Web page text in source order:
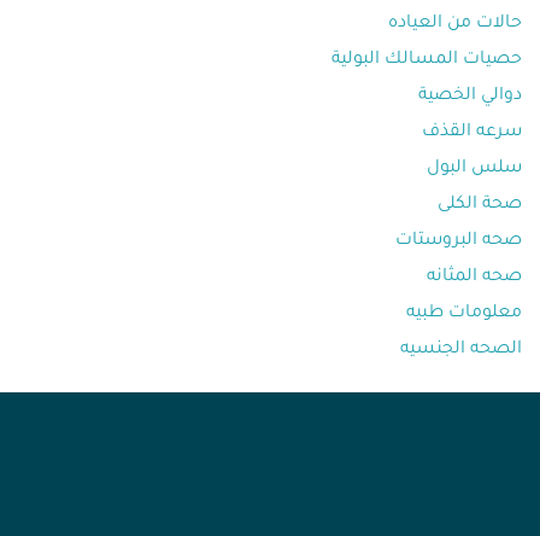
حالات من العياده⁩
حصيات المسالك البولية
دوالي الخصية
سرعه القذف⁩
سلس البول
صحة الكلى
صحه البروستات
صحه المثانه⁩
معلومات طبيه⁩